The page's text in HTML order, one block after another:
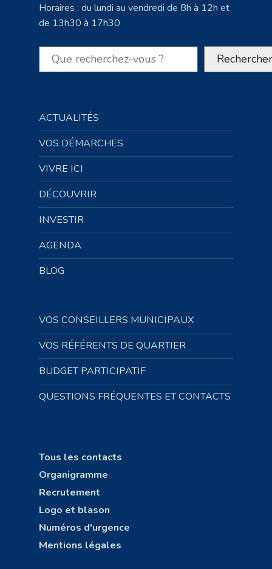
Horaires : du lundi au vendredi de 8h à 12h et
de 13h30 à 17h30
Rechercher Rechercher
ACTUALITÉS
VOS DÉMARCHES
VIVRE ICI
DÉCOUVRIR
INVESTIR
AGENDA
BLOG
VOS CONSEILLERS MUNICIPAUX
VOS RÉFÉRENTS DE QUARTIER
BUDGET PARTICIPATIF
QUESTIONS FRÉQUENTES ET CONTACTS
Tous les contacts
Organigramme
Recrutement
Logo et blason
Numéros d'urgence
Mentions légales